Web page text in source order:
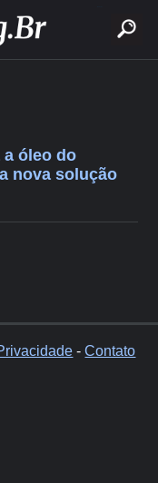
a óleo do
nova solução
-Contato